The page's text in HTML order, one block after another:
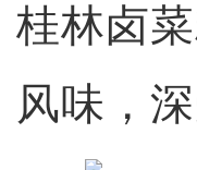
桂林卤
风味，